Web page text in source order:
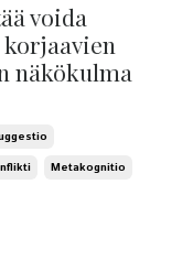
voida
näkökulma
Metakognitio